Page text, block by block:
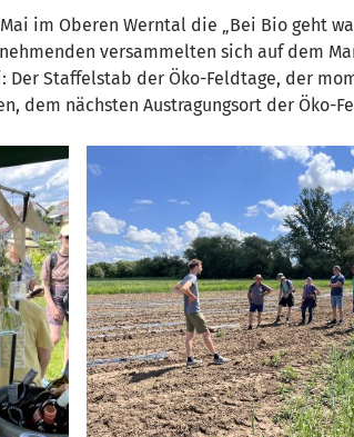
im Oberen Werntal die „Bei Bio geht
versammelten sich auf dem
Staffelstab der Öko-Feldtage, der
dem nächsten Austragungsort der Öko-